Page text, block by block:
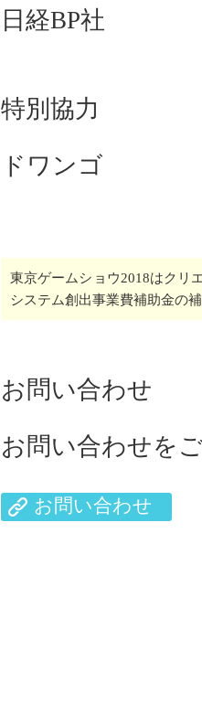
日経BP社
特別協力
ドワンゴ
東京ゲームショウ2018はクリ
システム創出事業費補助金の
お問い合わせ
お問い合わせを
お問い合わせ